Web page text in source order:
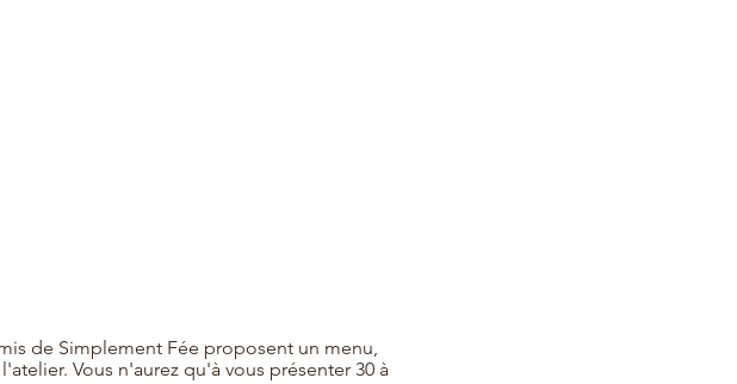
de Simplement Fée proposent un menu,
Vous n'aurez qu'à vous présenter 30 à